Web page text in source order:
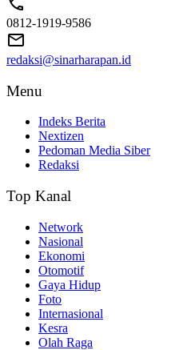
0812-1919-9586
redaksi@sinarharapan.id
Menu
Indeks Berita
Nextizen
Pedoman Media Siber
Redaksi
Top Kanal
Network
Nasional
Ekonomi
Otomotif
Gaya Hidup
Foto
Internasional
Kesra
Olah Raga